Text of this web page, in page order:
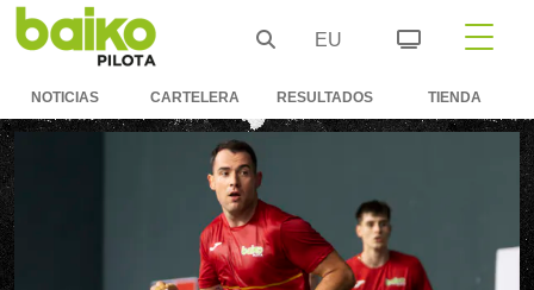
EU
NOTICIAS CARTELERA RESULTADOS TIENDA